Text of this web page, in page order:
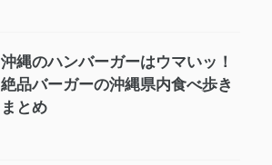
沖縄のハンバーガーはウマいッ！
絶品バーガーの沖縄県内食べ歩き
まとめ